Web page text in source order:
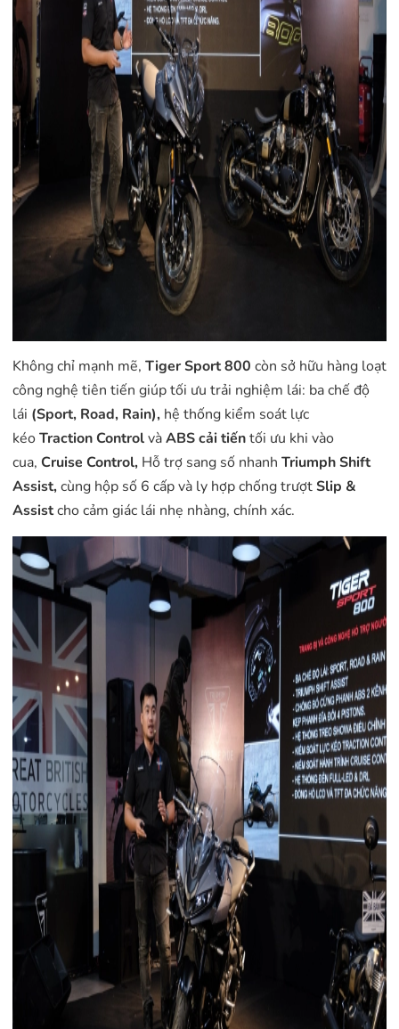
Không chỉ mạnh mẽ, Tiger Sport 800 còn sở hữu hàng loạt
công nghệ tiên tiến giúp tối ưu trải nghiệm lái: ba chế độ
lái (Sport, Road, Rain), hệ thống kiểm soát lực
kéoTraction ControlvàABS cải tiếntối ưu khi vào
cua, Cruise Control, Hỗ trợ sang số nhanh Triumph Shift
Assist,cùng hộp số 6 cấp và ly hợp chống trượtSlip &
Assistcho cảm giác lái nhẹ nhàng, chính xác.